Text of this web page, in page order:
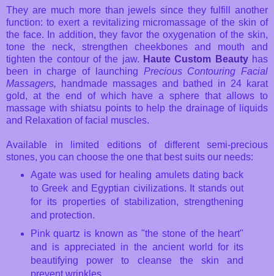
They are much more than jewels since they fulfill another
function: to exert a revitalizing micromassage of the skin of
the face. In addition, they favor the oxygenation of the skin,
tone the neck, strengthen cheekbones and mouth and
tighten the contour of the jaw. Haute Custom Beautyhas
been in charge of launching Precious Contouring Facial
Massagers,
handmade massages and bathed in 24 karat
gold, at the end of which have a sphere that allows to
massage with shiatsu points to help the drainage of liquids
and Relaxation of facial muscles.
Available in limited editions of different semi-precious
stones, you can choose the one that best suits our needs:
Agate was used for healing amulets dating back
to Greek and Egyptian civilizations. It stands out
for its properties of stabilization, strengthening
and protection.
Pink quartz is known as "the stone of the heart"
and is appreciated in the ancient world for its
beautifying power to cleanse the skin and
prevent wrinkles.